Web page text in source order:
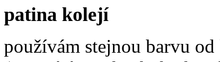
patina kolejí
používám stejnou barvu